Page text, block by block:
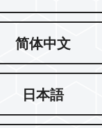
는 두 가지
简体中文
日本語